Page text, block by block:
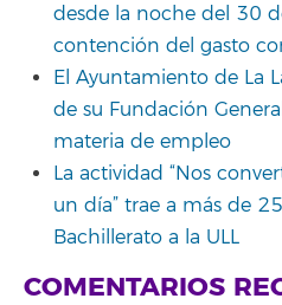
desde la noche del 30
contención del gasto
El Ayuntamiento de La
de su Fundación
materia de empleo
La actividad “Nos
un día” trae a más de
Bachillerato a la ULL
COMENTARIOS